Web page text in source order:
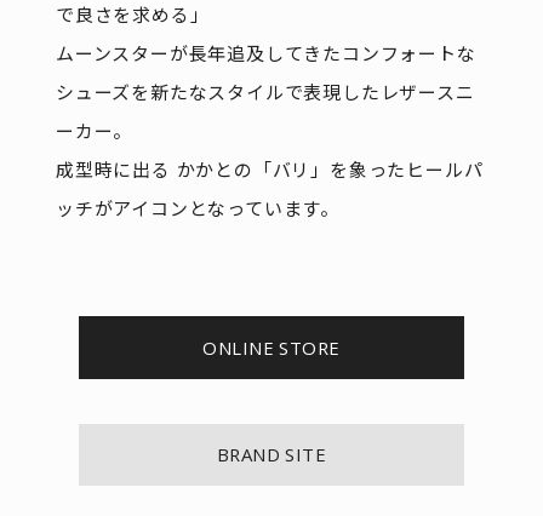
で良さを求める」
ムーンスターが長年追及してきたコンフォートな
シューズを新たなスタイルで表現したレザースニ
ーカー。
成型時に出る かかとの「バリ」を象ったヒールパ
ッチがアイコンとなっています。
ONLINE STORE
BRAND SITE